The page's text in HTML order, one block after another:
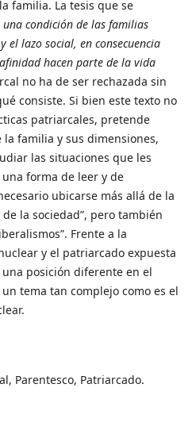
familia. La tesis que se
una condición de las familias
el lazo social, en consecuencia
hacen parte de la vida
no ha de ser rechazada sin
consiste. Si bien este texto no
patriarcales, pretende
familia y sus dimensiones,
las situaciones que les
forma de leer y de
ubicarse más allá de la
la sociedad”, pero también
Frente a la
y el patriarcado expuesta
posición diferente en el
tema tan complejo como es el
Parentesco, Patriarcado.